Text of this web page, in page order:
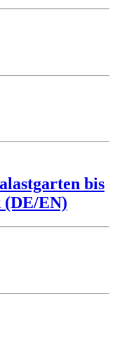
bis
(DE/EN)